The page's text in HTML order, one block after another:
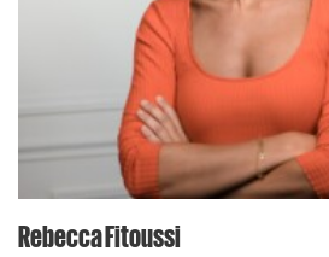
Rebecca Fitoussi